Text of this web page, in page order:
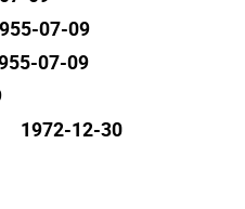
07-09
07-09
1972-12-30